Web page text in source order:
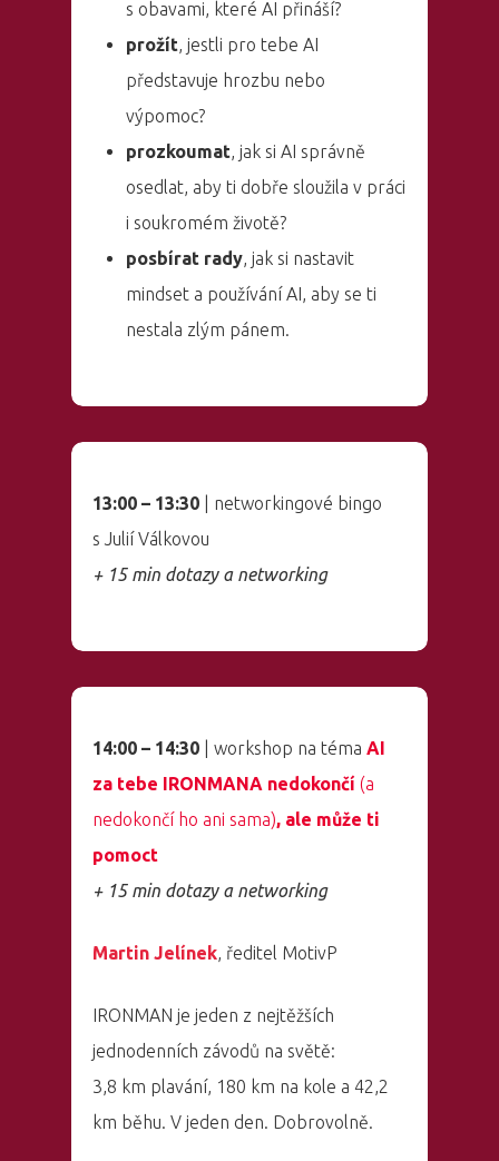
s obavami, které AI přináší?
prožít , jestli pro tebe AI
představuje hrozbu nebo
výpomoc?
prozkoumat , jak si AI správně
osedlat, aby ti dobře sloužila v práci
i soukromém životě?
posbírat rady , jak si nastavit
mindset a používání AI, aby se ti
nestala zlým pánem.
13:00 – 13:30 | networkingové bingo
s Julií Válkovou
+ 15 min dotazy a networking
14:00 – 14:30 | workshop na témaAI
za tebe IRONMANA nedokončí(a
nedokončí ho ani sama), ale může ti
pomoct
+ 15 min dotazy a networking
Martin Jelínek, ředitel MotivP
IRONMAN je jeden z nejtěžších
jednodenních závodů na světě:
3,8 km plavání, 180 km na kole a 42,2
km běhu. V jeden den. Dobrovolně.
Domů
Program 26.3.
Program 27.3.
Aktuality
Partneři